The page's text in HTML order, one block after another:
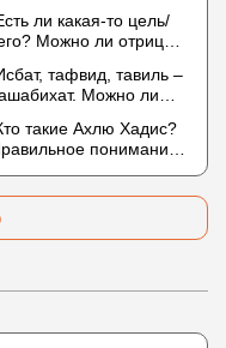
ли какая-то цель/
Можно ли отрицать
ибн
тафвид, тавиль –
Можно ли
«биля кейфа»
такие Ахлю Хадис?
понимание